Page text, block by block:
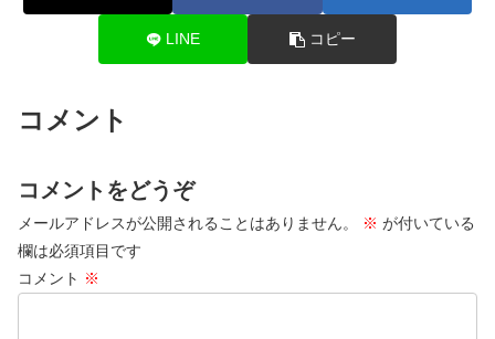
LINE コピー
コメント
コメントをどうぞ
メールアドレスが公開されることはありません。 ※ が付いている
欄は必須項目です
コメント ※